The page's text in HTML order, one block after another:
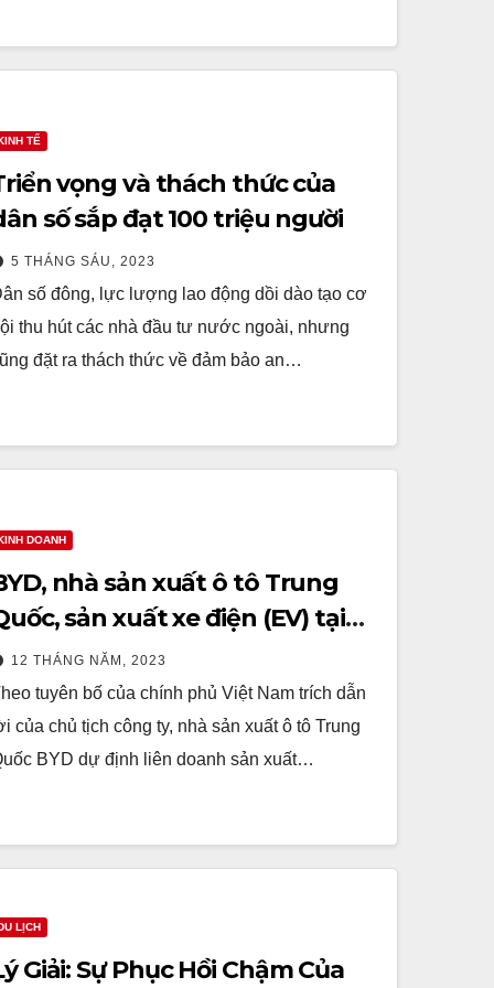
TẾ
vọng và thách thức của
số sắp đạt 100 triệu người
5 THÁNG SÁU, 2023
số đông, lực lượng lao động dồi dào tạo cơ
thu hút các nhà đầu tư nước ngoài, nhưng
đặt ra thách thức về đảm bảo an…
DOANH
nhà sản xuất ô tô Trung
sản xuất xe điện (EV) tại
Nam
12 THÁNG NĂM, 2023
tuyên bố của chính phủ Việt Nam trích dẫn
của chủ tịch công ty, nhà sản xuất ô tô Trung
BYD dự định liên doanh sản xuất…
LỊCH
Giải: Sự Phục Hồi Chậm Của